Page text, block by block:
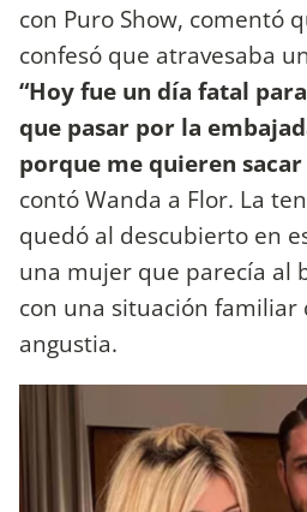
con Puro Show, comentó
confesó que atravesaba
“Hoy fue un día fatal
que pasar por la
porque me quieren sacar
contó Wanda a Flor. La
quedó al descubierto en
una mujer que parecía al
con una situación familiar
angustia.